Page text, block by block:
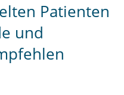
Patienten
und